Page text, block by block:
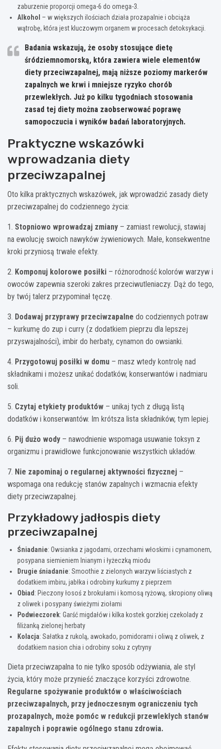
zaburzenie proporcji omega-6 do omega-3.
Alkohol – w większych ilościach działa prozapalnie i obciąża
wątrobę, która jest kluczowym organem w procesach detoksykacji.
Badania wskazują, że osoby stosujące dietę
śródziemnomorską, która zawiera wiele elementów
diety przeciwzapalnej, mają niższe poziomy markerów
zapalnych we krwi i mniejsze ryzyko chorób
przewlekłych. Już po kilku tygodniach stosowania
zasad tej diety można zaobserwować poprawę
samopoczucia i wyników badań laboratoryjnych.
Praktyczne wskazówki
wprowadzania diety
przeciwzapalnej
Oto kilka praktycznych wskazówek, jak wprowadzić zasady diety
przeciwzapalnej do codziennego życia:
1. Stopniowo wprowadzaj zmiany – zamiast rewolucji, stawiaj
na ewolucję swoich nawyków żywieniowych. Małe, konsekwentne
kroki przyniosą trwałe efekty.
2. Komponuj kolorowe posiłki – różnorodność kolorów warzyw i
owoców zapewnia szeroki zakres przeciwutleniaczy. Dąż do tego,
by twój talerz przypominał tęczę.
3. Dodawaj przyprawy przeciwzapalne do codziennych potraw
– kurkumę do zup i curry (z dodatkiem pieprzu dla lepszej
przyswajalności), imbir do herbaty, cynamon do owsianki.
4. Przygotowuj posiłki w domu – masz wtedy kontrolę nad
składnikami i możesz unikać dodatków, konserwantów i nadmiaru
soli.
5. Czytaj etykiety produktów – unikaj tych z długą listą
dodatków i konserwantów. Im krótsza lista składników, tym lepiej.
6. Pij dużo wody – nawodnienie wspomaga usuwanie toksyn z
organizmu i prawidłowe funkcjonowanie wszystkich układów.
7. Nie zapominaj o regularnej aktywności fizycznej –
wspomaga ona redukcję stanów zapalnych i wzmacnia efekty
diety przeciwzapalnej.
Przykładowy jadłospis diety
przeciwzapalnej
Śniadanie: Owsianka z jagodami, orzechami włoskimi i cynamonem,
posypana siemieniem lnianym i łyżeczką miodu
Drugie śniadanie: Smoothie z zielonych warzyw liściastych z
dodatkiem imbiru, jabłka i odrobiny kurkumy z pieprzem
Obiad : Pieczony łosoś z brokułami i komosą ryżową, skropiony oliwą
z oliwek i posypany świeżymi ziołami
Podwieczorek: Garść migdałów i kilka kostek gorzkiej czekolady z
filiżanką zielonej herbaty
Kolacja: Sałatka z rukolą, awokado, pomidorami i oliwą z oliwek, z
dodatkiem nasion chia i odrobiny soku z cytryny
Dieta przeciwzapalna to nie tylko sposób odżywiania, ale styl
życia, który może przynieść znaczące korzyści zdrowotne.
Regularne spożywanie produktów o właściwościach
przeciwzapalnych, przy jednoczesnym ograniczeniu tych
prozapalnych, może pomóc w redukcji przewlekłych stanów
zapalnych i poprawie ogólnego stanu zdrowia.